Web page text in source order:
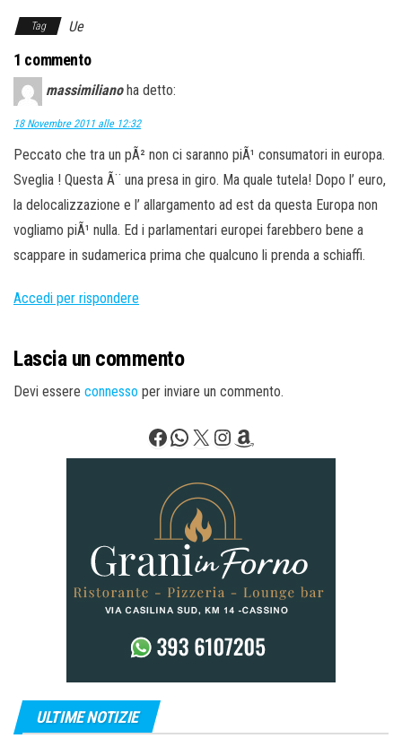
Tag Ue
1 commento
massimiliano ha detto:
18 Novembre 2011 alle 12:32
Peccato che tra un pÃ² non ci saranno piÃ¹ consumatori in europa.
Sveglia ! Questa Ã¨ una presa in giro. Ma quale tutela! Dopo l’ euro,
la delocalizzazione e l’ allargamento ad est da questa Europa non
vogliamo piÃ¹ nulla. Ed i parlamentari europei farebbero bene a
scappare in sudamerica prima che qualcuno li prenda a schiaffi.
Accedi per rispondere
Lascia un commento
Devi essere connesso per inviare un commento.
Facebook
WhatsApp
X Instagram
Amazon
ULTIME NOTIZIE